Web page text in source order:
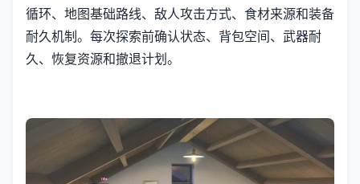
循环、地图基础路线、敌人攻击方式、食材来源和装备
耐久机制。每次探索前确认状态、背包空间、武器耐
久、恢复资源和撤退计划。